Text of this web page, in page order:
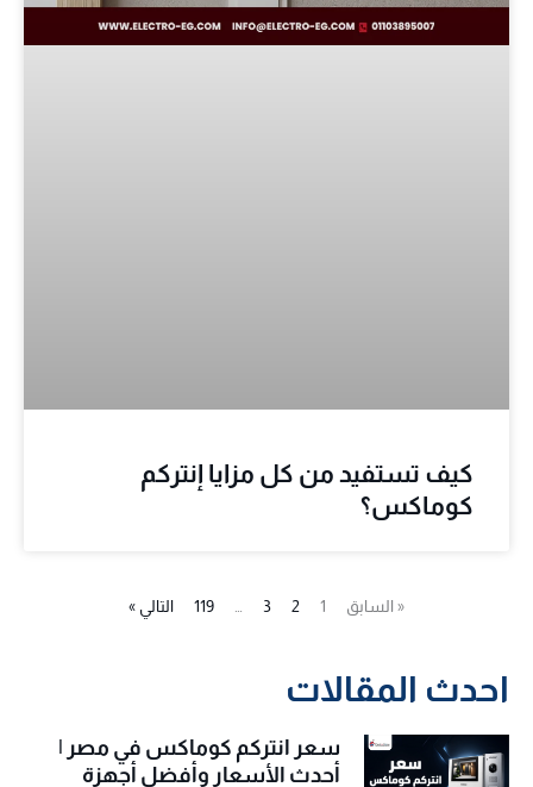
كيف تستفيد من كل مزايا إنتركم
كوماكس؟
« السابق 1
2
3
119 التالي »
احدث المقالات
سعر انتركم كوماكس في مصر |
أحدث الأسعار وأفضل أجهزة